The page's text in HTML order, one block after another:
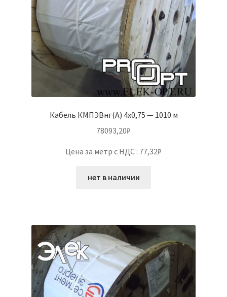
Кабель КМПЭВнг(А) 4х0,75 — 1010 м
78093,20₽
Цена за метр с НДС : 77,32₽
нет в наличии